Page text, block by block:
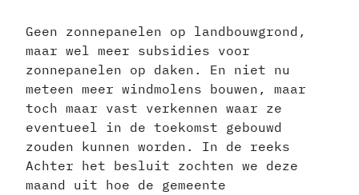
Geen zonnepanelen op landbouwgrond,
maar wel meer subsidies voor
zonnepanelen op daken. En niet nu
meteen meer windmolens bouwen, maar
toch maar vast verkennen waar ze
eventueel in de toekomst gebouwd
zouden kunnen worden. In de reeks
Achter het besluit zochten we deze
maand uit hoe de gemeente